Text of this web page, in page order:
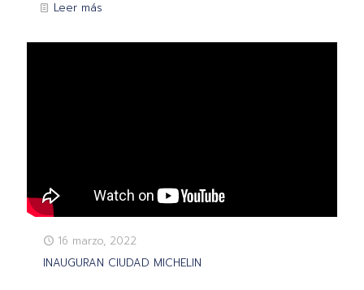
Leer más
16 marzo, 2022
INAUGURAN CIUDAD MICHELIN